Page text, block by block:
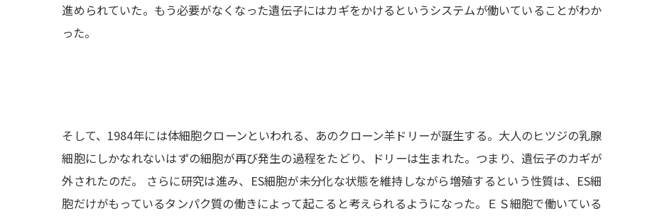
進められていた。もう必要がなくなった遺伝子にはカギをかけるというシステムが働いていることがわか
った。
そして、1984年には体細胞クローンといわれる、あのクローン羊ドリーが誕生する。大人のヒツジの乳腺
細胞にしかなれないはずの細胞が再び発生の過程をたどり、ドリーは生まれた。つまり、遺伝子のカギが
外されたのだ。 さらに研究は進み、ES細胞が未分化な状態を維持しながら増殖するという性質は、ES細
胞だけがもっているタンパク質の働きによって起こると考えられるようになった。ＥＳ細胞で働いている